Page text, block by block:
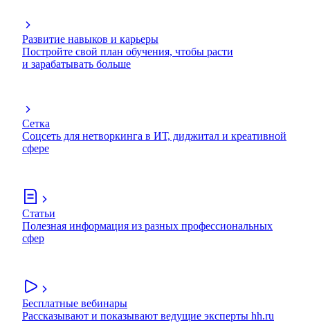
Развитие навыков и карьеры
Постройте свой план обучения, чтобы расти
и зарабатывать больше
Сетка
Соцсеть для нетворкинга в ИТ, диджитал и креативной
сфере
Статьи
Полезная информация из разных профессиональных
сфер
Бесплатные вебинары
Рассказывают и показывают ведущие эксперты hh.ru